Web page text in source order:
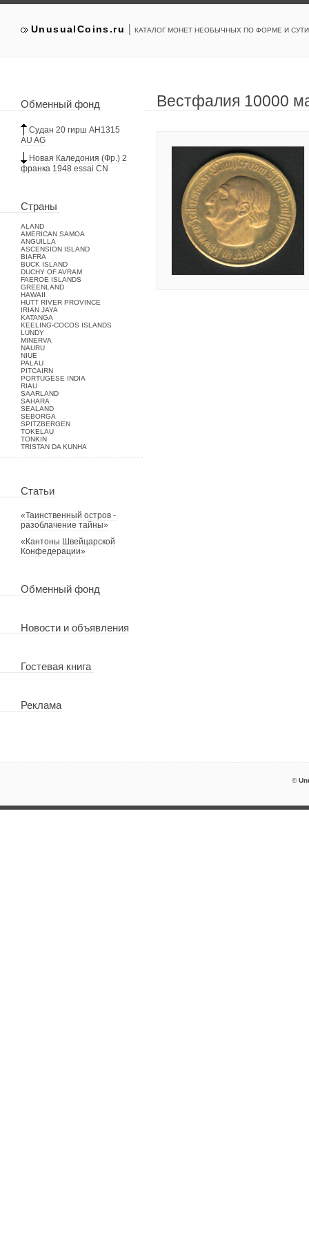
UnusualCoins.ru | КАТАЛОГ МОНЕТ НЕОБЫЧНЫХ ПО ФОРМЕ И
Обменный фонд
Судан 20 гирш АН1315
AU AG
Новая Каледония (Фр.) 2
франка 1948 essai CN
Страны
ALAND
AMERICAN SAMOA
ANGUILLA
ASCENSION ISLAND
BIAFRA
BUCK ISLAND
DUCHY OF AVRAM
FAEROE ISLANDS
GREENLAND
HAWAII
HUTT RIVER PROVINCE
IRIAN JAYA
KATANGA
KEELING-COCOS ISLANDS
LUNDY
MINERVA
NAURU
NIUE
PALAU
PITCAIRN
PORTUGESE INDIA
RIAU
SAARLAND
SAHARA
SEALAND
SEBORGA
SPITZBERGEN
TOKELAU
TONKIN
TRISTAN DA KUNHA
Статьи
«Таинственный остров -
разоблачение тайны»
«Кантоны Швейцарской
Конфедерации»
Обменный фонд
Новости и объявления
Гостевая книга
Реклама
Вестфалия 10000
©